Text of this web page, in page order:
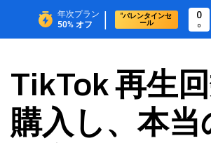
年次プラン
50% オフ |
"バレンタインセ
ール
0
0
TikTok 再生
購入し、本当